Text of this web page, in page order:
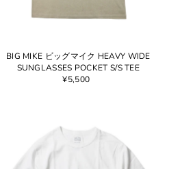
BIG MIKE ビッグマイク HEAVY WIDE
SUNGLASSES POCKET S/S TEE
¥5,500